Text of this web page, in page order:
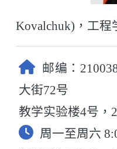
Kovalchuk)，工程
邮编：
大街72号
教学实验楼4号，
周一至周六